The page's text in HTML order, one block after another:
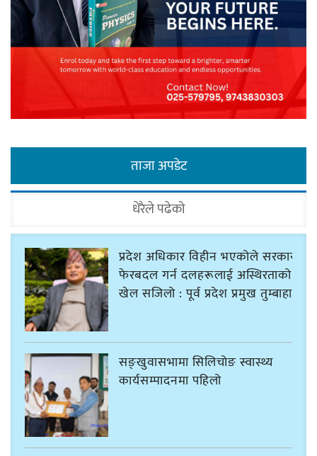
ताजा अपडेट
धेरैले पढेको
प्रदेश अधिकार विहीन भएकोले सरकार
फेरबदल गर्न दलहरूलाई अस्थिरताको
खेल सजिलो : पूर्व प्रदेश प्रमुख तुम्बाहाङ
सङ्खुवासभामा सिलिचोङ स्वास्थ्य
कार्यसम्पादनमा पहिलो